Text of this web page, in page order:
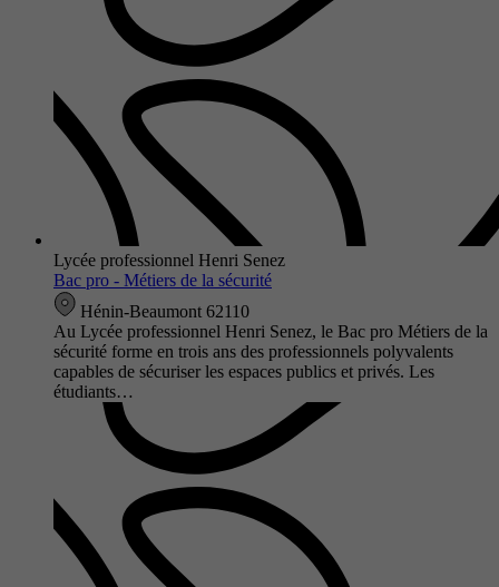
Lycée professionnel Henri Senez
Bac pro - Métiers de la sécurité
Hénin-Beaumont 62110
Au Lycée professionnel Henri Senez, le Bac pro Métiers de la
sécurité forme en trois ans des professionnels polyvalents
capables de sécuriser les espaces publics et privés. Les
étudiants…